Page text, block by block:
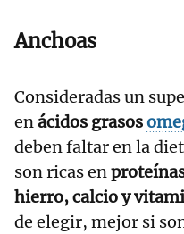
Anchoas
Consideradas un
enácidos grasos
deben faltar en la
son ricas en
hierro, calcio y
de elegir, mejor si